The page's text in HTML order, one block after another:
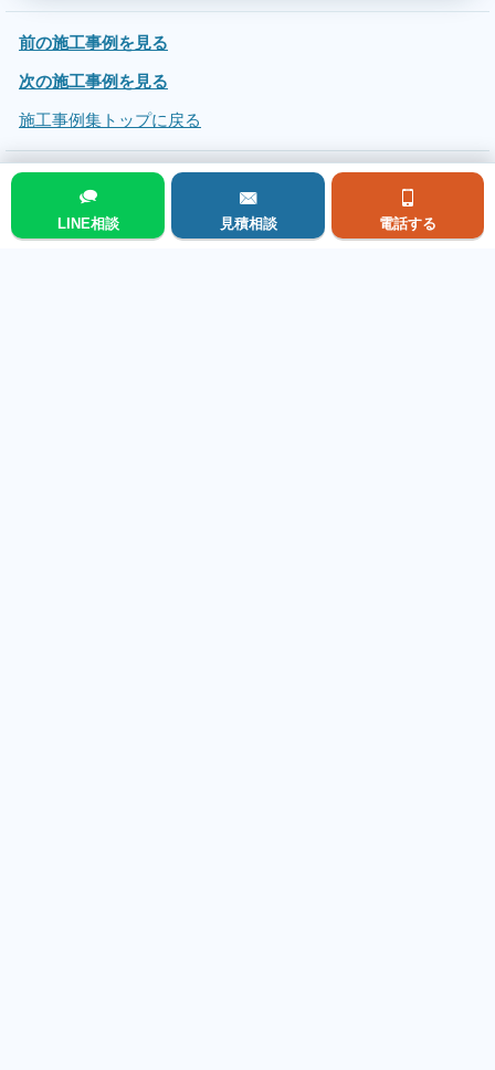
前の施工事例を見る
次の施工事例を見る
施工事例集トップに戻る
メニュー
LINE相談 見積相談 電話する